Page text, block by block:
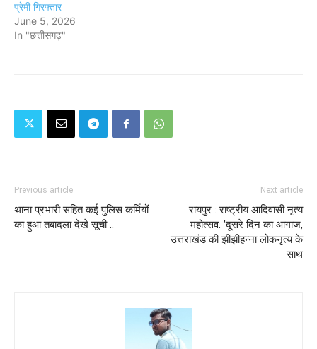
प्रेमी गिरफ्तार
June 5, 2026
In "छत्तीसगढ़"
Previous article
थाना प्रभारी सहित कई पुलिस कर्मियों
का हुआ तबादला देखे सूची ..
Next article
रायपुर : राष्ट्रीय आदिवासी नृत्य
महोत्सव: ’दूसरे दिन का आगाज,
उत्तराखंड की झींझीहन्ना लोकनृत्य के
साथ